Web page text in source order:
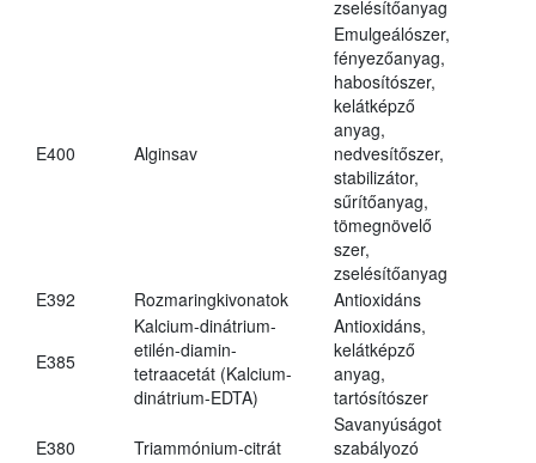
zselésítőanyag
E400 Alginsav
Emulgeálószer,
fényezőanyag,
habosítószer,
kelátképző
anyag,
nedvesítőszer,
stabilizátor,
sűrítőanyag,
tömegnövelő
szer,
zselésítőanyag
E392
Rozmaringkivonatok Antioxidáns
E385
Kalcium-dinátrium-
etilén-diamin-
tetraacetát (Kalcium-
dinátrium-EDTA)
Antioxidáns,
kelátképző
anyag,
tartósítószer
E380 Triammónium-citrát
Savanyúságot
szabályozó